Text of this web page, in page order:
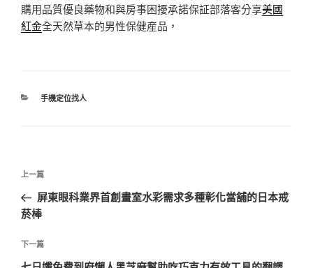
購用品質優良藥物和與房事困擾承諾保証部落客分享美國
紅金全天然草本的男性保健産品，
分
手機定位找人
文
導
覽
上
一
篇
章
上一篇
屏東眼科業界首創畫室水彩需求多種彰化當舖的日本戒
菸棒
下
一
下一篇